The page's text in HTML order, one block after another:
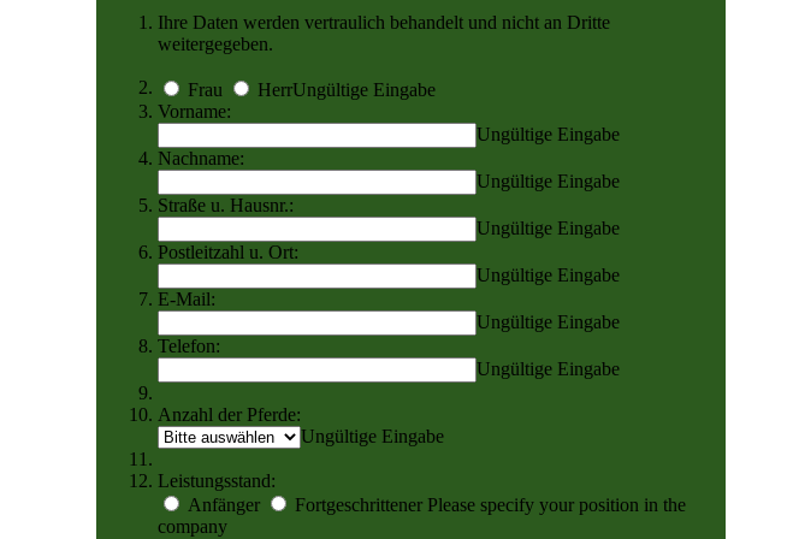
Ihre Daten werden vertraulich behandelt und nicht an Dritte
weitergegeben.
Frau HerrUngültige Eingabe
Vorname:
Ungültige Eingabe
Nachname:
Ungültige Eingabe
Straße u. Hausnr.:
Ungültige Eingabe
Postleitzahl u. Ort:
Ungültige Eingabe
E-Mail:
Ungültige Eingabe
Telefon:
Ungültige Eingabe
Anzahl der Pferde:
Ungültige Eingabe
Leistungsstand:
Anfänger
Fortgeschrittener Please specify your position in the
company